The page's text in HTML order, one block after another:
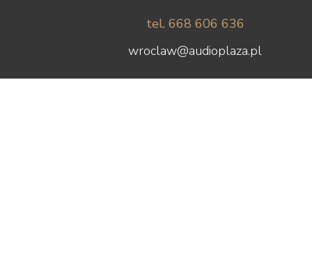
tel. 668 606 636
wroclaw@audioplaza.pl